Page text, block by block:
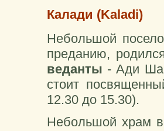
Калади (Kaladi)
Небольшой
преданию,
веданты - Ади
стоит
12.30 до 15.30).
Небольшой храм